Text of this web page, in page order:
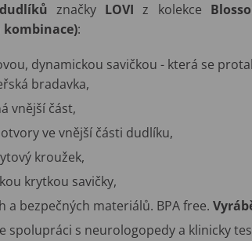
značky LOVI z kolekce
kombinace):
dynamickou savičkou - která se
bradavka,
vnější část,
ve vnější části dudlíku,
kroužek,
krytkou savičky,
a bezpečných materiálů. BPA free.
spolupráci s neurologopedy a klinicky